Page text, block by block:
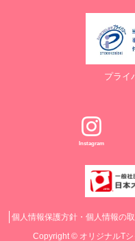
プライ
Instagram
個人情報保護方針・個人情報の
Copyright © オリジナルT